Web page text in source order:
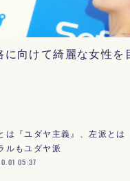
向けて綺麗な女性を
は『ユダヤ主義』、左派とは
ルもユダヤ派
05:37